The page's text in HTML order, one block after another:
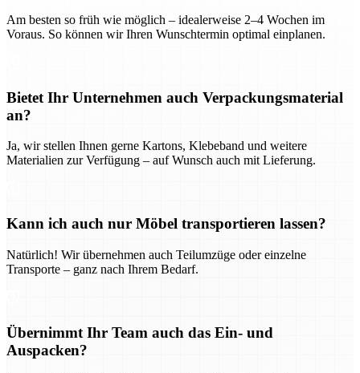
Am besten so früh wie möglich – idealerweise 2–4 Wochen im
Voraus. So können wir Ihren Wunschtermin optimal einplanen.
Bietet Ihr Unternehmen auch Verpackungsmaterial
an?
Ja, wir stellen Ihnen gerne Kartons, Klebeband und weitere
Materialien zur Verfügung – auf Wunsch auch mit Lieferung.
Kann ich auch nur Möbel transportieren lassen?
Natürlich! Wir übernehmen auch Teilumzüge oder einzelne
Transporte – ganz nach Ihrem Bedarf.
Übernimmt Ihr Team auch das Ein- und
Auspacken?